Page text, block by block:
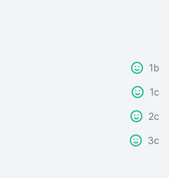
1b
1c
2c
3c